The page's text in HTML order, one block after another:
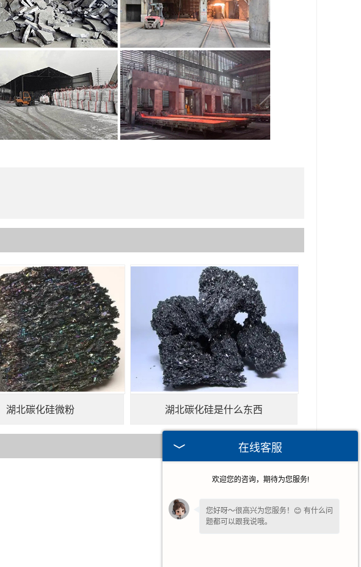
湖北碳化硅微粉 湖北碳化硅是什么东西
2025-04-22
在线客服
欢迎您的咨询，期待为您服务!
您好呀～很高兴为您服务！😊 有什么问
题都可以跟我说哦。